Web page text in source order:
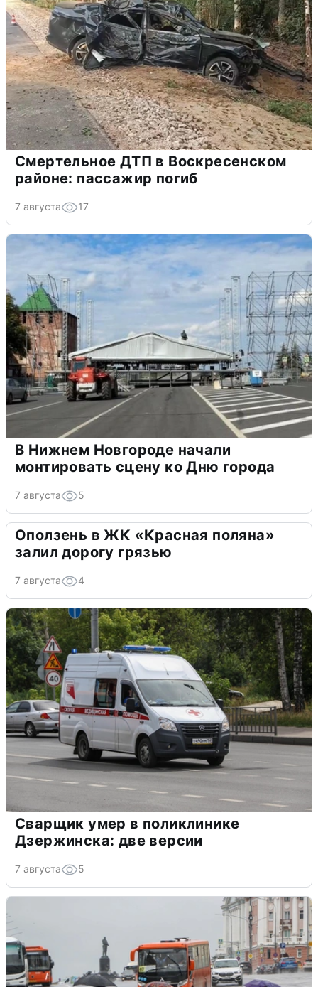
Смертельное ДТП в Воскресенском
районе: пассажир погиб
7 августа 17
В Нижнем Новгороде начали
монтировать сцену ко Дню города
7 августа 5
Оползень в ЖК «Красная поляна»
залил дорогу грязью
7 августа 4
Сварщик умер в поликлинике
Дзержинска: две версии
7 августа 5